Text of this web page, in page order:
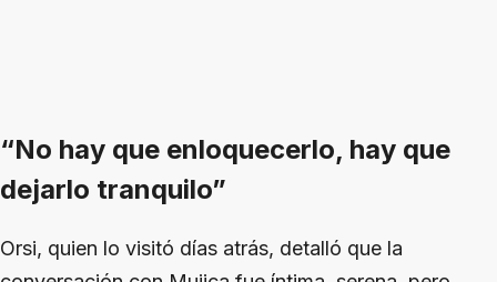
“No hay que enloquecerlo, hay que
dejarlo tranquilo”
Orsi, quien lo visitó días atrás, detalló que la